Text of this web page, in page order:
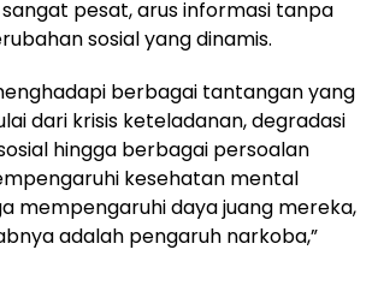
pesat, arus informasi tanpa
sosial yang dinamis.
berbagai tantangan yang
dari krisis keteladanan, degradasi
hingga berbagai persoalan
kesehatan mental
mempengaruhi daya juang mereka,
adalah pengaruh narkoba,”